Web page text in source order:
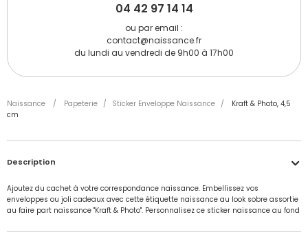
04 42 97 14 14
ou par email :
contact@naissance.fr
du lundi au vendredi de 9h00 à 17h00
Naissance / Papeterie / Sticker Enveloppe Naissance /
Kraft & Photo, 4,5
cm
Description
Ajoutez du cachet à votre correspondance naissance. Embellissez vos
enveloppes ou joli cadeaux avec cette étiquette naissance au look sobre assortie
au faire part naissance "Kraft & Photo". Personnalisez ce sticker naissance au fond
papeterie. Ces jolis accessoires vendus par lot de 15 apporteront une touche de